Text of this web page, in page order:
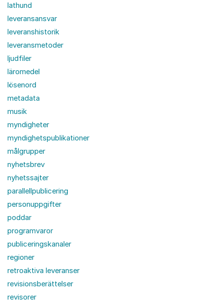
lathund
leveransansvar
leveranshistorik
leveransmetoder
ljudfiler
läromedel
lösenord
metadata
musik
myndigheter
myndighetspublikationer
målgrupper
nyhetsbrev
nyhetssajter
parallellpublicering
personuppgifter
poddar
programvaror
publiceringskanaler
regioner
retroaktiva leveranser
revisionsberättelser
revisorer